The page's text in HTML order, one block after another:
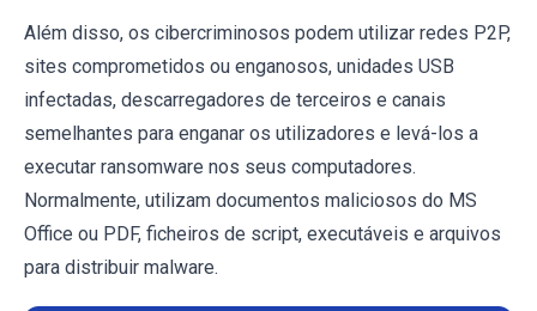
Além disso, os cibercriminosos podem utilizar redes P2P,
sites comprometidos ou enganosos, unidades USB
infectadas, descarregadores de terceiros e canais
semelhantes para enganar os utilizadores e levá-los a
executar ransomware nos seus computadores.
Normalmente, utilizam documentos maliciosos do MS
Office ou PDF, ficheiros de script, executáveis e arquivos
para distribuir malware.